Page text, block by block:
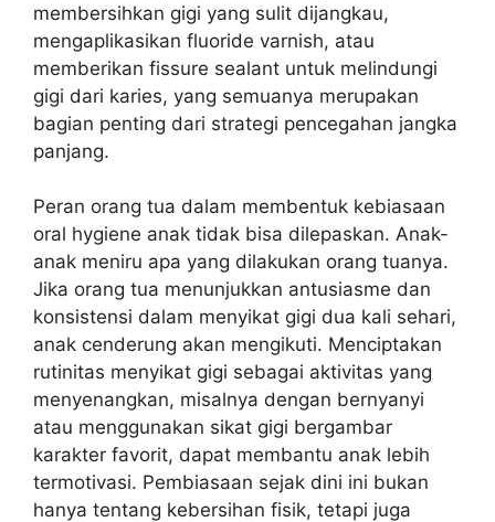
membersihkan gigi yang sulit dijangkau,
mengaplikasikan fluoride varnish, atau
memberikan fissure sealant untuk melindungi
gigi dari karies, yang semuanya merupakan
bagian penting dari strategi pencegahan jangka
panjang.
Peran orang tua dalam membentuk kebiasaan
oral hygiene anak tidak bisa dilepaskan. Anak-
anak meniru apa yang dilakukan orang tuanya.
Jika orang tua menunjukkan antusiasme dan
konsistensi dalam menyikat gigi dua kali sehari,
anak cenderung akan mengikuti. Menciptakan
rutinitas menyikat gigi sebagai aktivitas yang
menyenangkan, misalnya dengan bernyanyi
atau menggunakan sikat gigi bergambar
karakter favorit, dapat membantu anak lebih
termotivasi. Pembiasaan sejak dini ini bukan
hanya tentang kebersihan fisik, tetapi juga